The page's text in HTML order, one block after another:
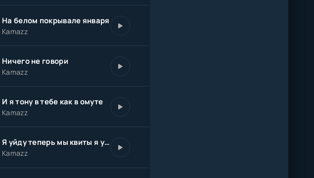
На белом покрывале января
Kamazz
Ничего не говори
Kamazz
И я тону в тебе как в омуте
Kamazz
Я уйду теперь мы квиты я уйду ты не смотри
Kamazz